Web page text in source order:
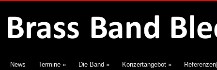
News Termine » Die Band » Konzertangebot »